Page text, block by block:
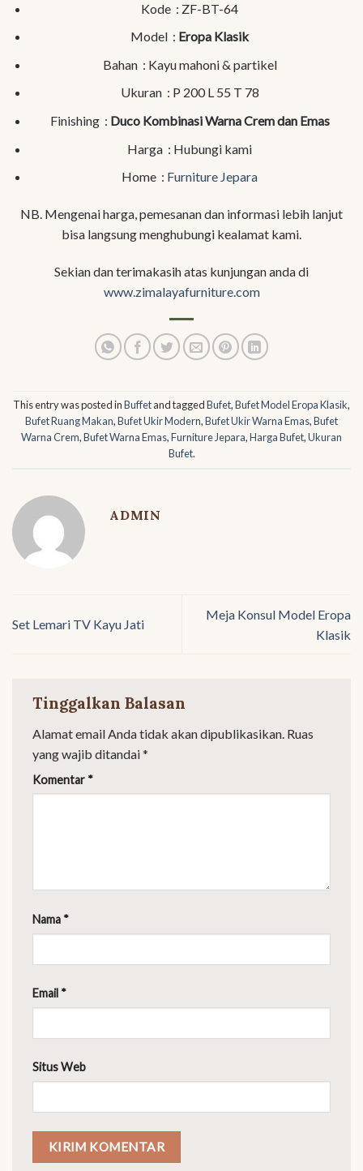
Kode : ZF-BT-64
Model : Eropa Klasik
Bahan : Kayu mahoni & partikel
Ukuran : P 200 L 55 T 78
Finishing : Duco Kombinasi Warna Crem dan Emas
Harga : Hubungi kami
Home : Furniture Jepara
NB. Mengenai harga, pemesanan dan informasi lebih lanjut
bisa langsung menghubungi kealamat kami.
Sekian dan terimakasih atas kunjungan anda di
www.zimalayafurniture.com
This entry was posted inBuffetand taggedBufet,Bufet Model Eropa Klasik,
Bufet Ruang Makan,Bufet Ukir Modern,Bufet Ukir Warna Emas,Bufet
Warna Crem,Bufet Warna Emas,Furniture Jepara,Harga Bufet,Ukuran
Bufet.
ADMIN
Set Lemari TV Kayu Jati
Meja Konsul Model Eropa
Klasik
Tinggalkan Balasan
Alamat email Anda tidak akan dipublikasikan. Ruas
yang wajib ditandai*
Komentar *
Nama *
Email *
Situs Web